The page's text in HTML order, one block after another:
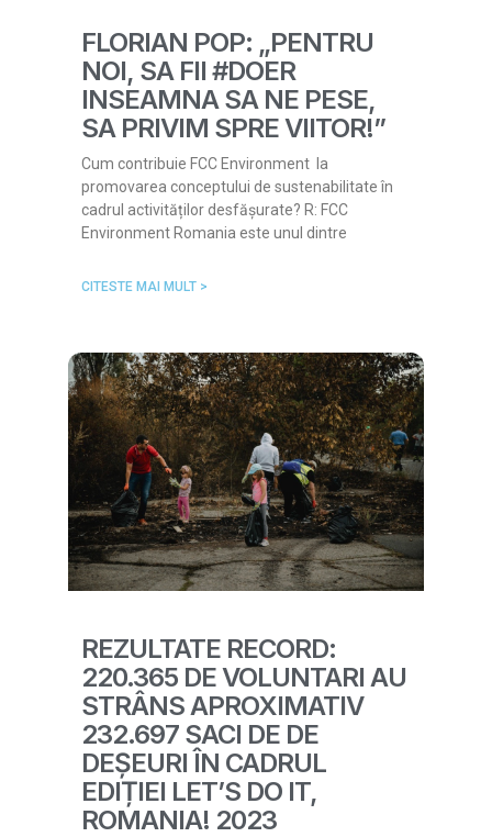
FLORIAN POP: „PENTRU
NOI, SA FII #DOER
INSEAMNA SA NE PESE,
SA PRIVIM SPRE VIITOR!”
Cum contribuie FCC Environment la
promovarea conceptului de sustenabilitate în
cadrul activităților desfășurate? R: FCC
Environment Romania este unul dintre
CITESTE MAI MULT >
REZULTATE RECORD:
220.365 DE VOLUNTARI AU
STRÂNS APROXIMATIV
232.697 SACI DE DE
DEȘEURI ÎN CADRUL
EDIȚIEI LET’S DO IT,
ROMANIA! 2023